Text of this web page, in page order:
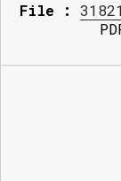
File :